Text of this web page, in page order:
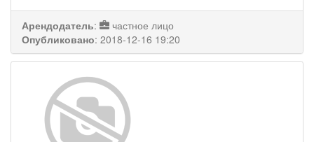
Арендодатель:
частное лицо
Опубликовано: 2018-12-16 19:20